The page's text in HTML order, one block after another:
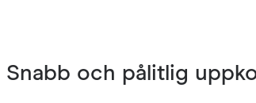
Snabb och pålitlig